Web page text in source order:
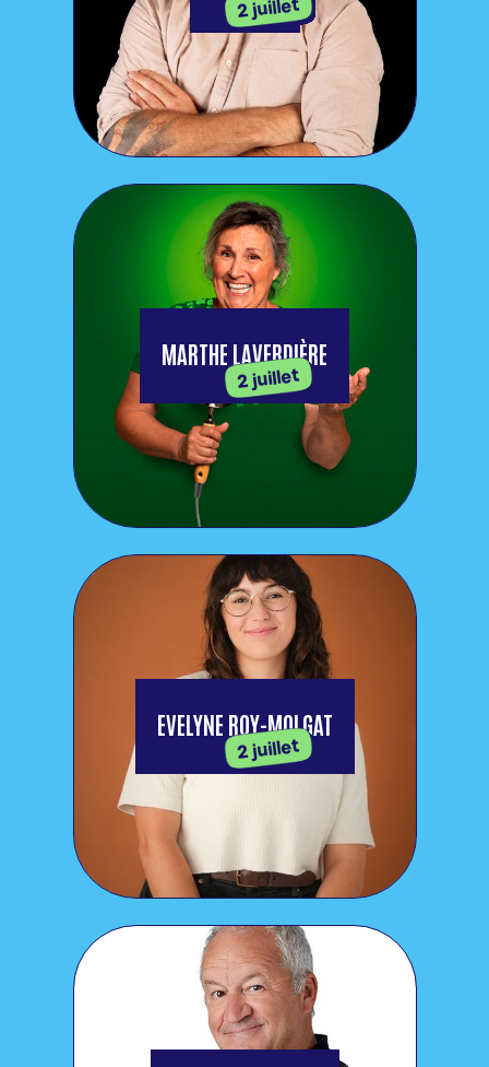
2 juillet
MARTHE LAVERDIÈRE
2 juillet
EVELYNE ROY-MOLGAT
2 juillet